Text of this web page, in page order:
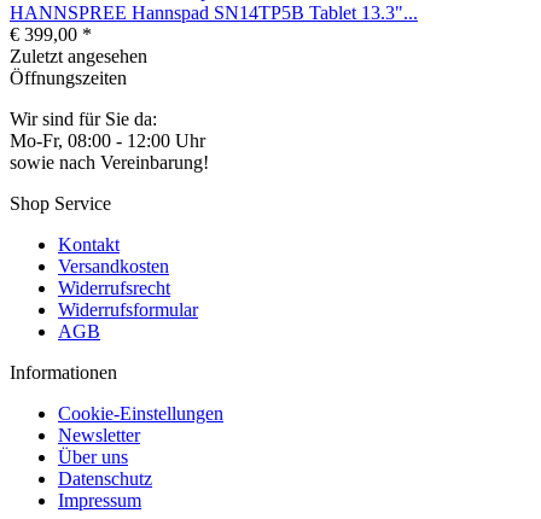
HANNSPREE Hannspad SN14TP5B Tablet 13.3"...
€ 399,00 *
Zuletzt angesehen
Öffnungszeiten
Wir sind für Sie da:
Mo-Fr, 08:00 - 12:00 Uhr
sowie nach Vereinbarung!
Shop Service
Kontakt
Versandkosten
Widerrufsrecht
Widerrufsformular
AGB
Informationen
Cookie-Einstellungen
Newsletter
Über uns
Datenschutz
Impressum